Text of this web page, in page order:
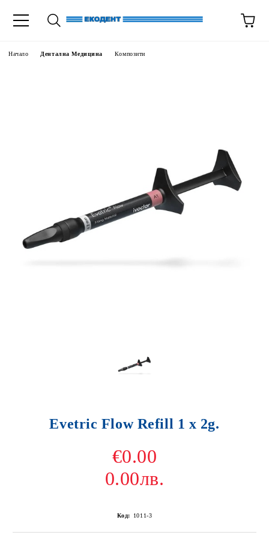
Начало Дентална Медицина Композити
Evetric Flow Refill 1 x 2g.
€0.00
0.00лв.
Код: 1011-3